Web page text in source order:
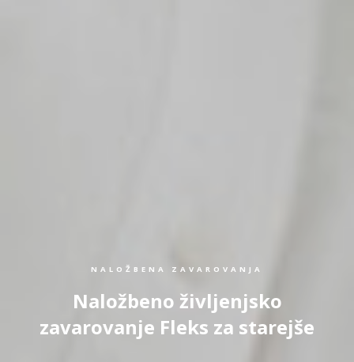
NALOŽBENA ZAVAROVANJA
Naložbeno življenjsko
zavarovanje Fleks za starejše